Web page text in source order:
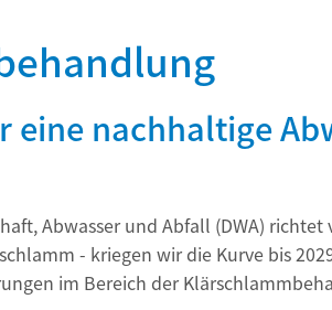
nachhaltige
Abwasser und Abfall (DWA) richtet
- kriegen wir die Kurve bis
im Bereich der